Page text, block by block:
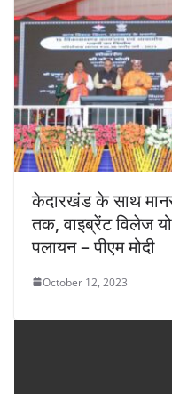
केदारखंड के साथ
तक, वाइब्रेंट विलेज
पलायन – पीएम मोदी
October 12, 2023